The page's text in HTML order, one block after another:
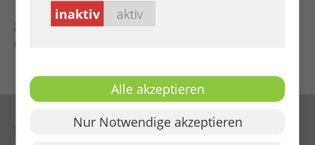
großer Festumzug mit den auswärtigen Vereinen
durch den Ort
inaktiv aktiv
Alle akzeptieren
Nur Notwendige akzeptieren